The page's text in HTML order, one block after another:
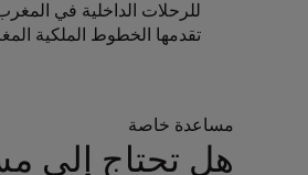
للرحلات الداخلية في
تقدمها الخطوط الملكية
مساعدة خاصة
هل تحتاج إلى